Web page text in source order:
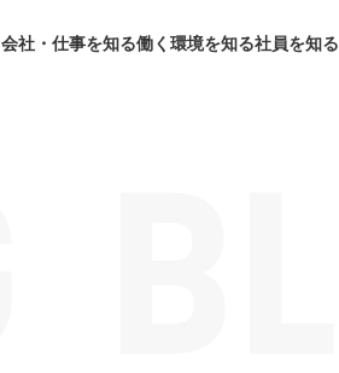
会社・仕事を知る働く環境を知る社員を知る